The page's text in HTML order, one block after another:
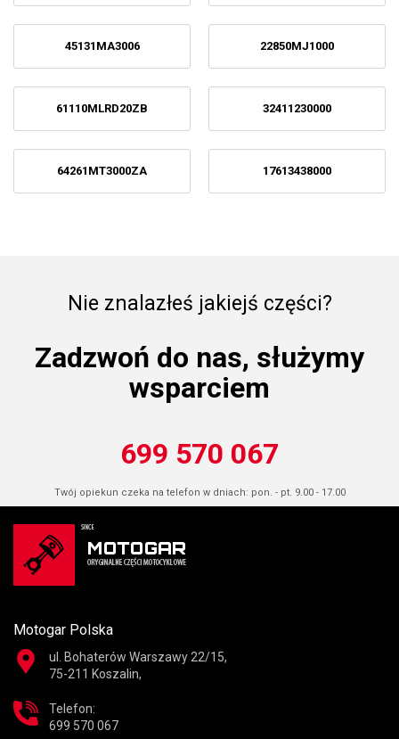
45131MA3006 22850MJ1000
61110MLRD20ZB 32411230000
64261MT3000ZA 17613438000
Nie znalazłeś jakiejś części?
Zadzwoń do nas, służymy
wsparciem
699 570 067
Twój opiekun czeka na telefon w dniach: pon. - pt. 9.00 - 17.00
Motogar Polska
ul. Bohaterów Warszawy 22/15,
75-211 Koszalin,
Telefon:
699 570 067